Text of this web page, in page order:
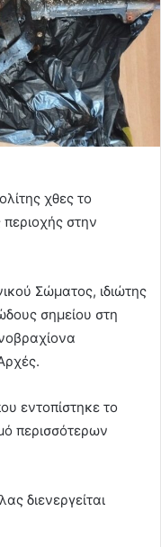
χθες το
στην
Σώματος, ιδιώτης
σημείου στη
εντοπίστηκε το
περισσότερων
διενεργείται